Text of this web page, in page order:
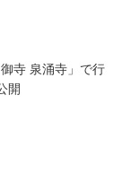
寺 泉涌寺」で行
開